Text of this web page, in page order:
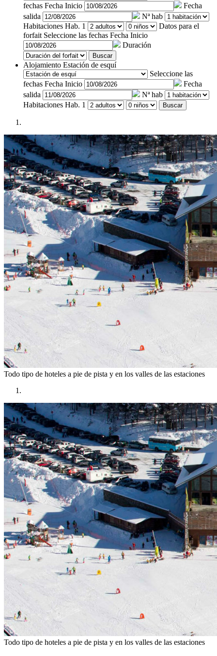
fechas Fecha Inicio
Fecha
salida
Nª hab
Habitaciones Hab. 1
Datos para el
forfait Seleccione las fechas Fecha Inicio
Duración
Buscar
Alojamiento Estación de esquí
Seleccione las
fechas Fecha Inicio
Fecha
salida
Nª hab
Habitaciones Hab. 1 Buscar
Todo tipo de hoteles a pie de pista y en los valles de las estaciones
Todo tipo de hoteles a pie de pista y en los valles de las estaciones